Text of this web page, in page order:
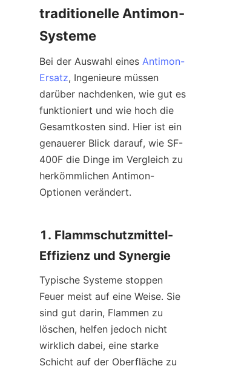
traditionelle Antimon-
Systeme
Bei der Auswahl eines Antimon-
Ersatz, Ingenieure müssen
darüber nachdenken, wie gut es
funktioniert und wie hoch die
Gesamtkosten sind. Hier ist ein
genauerer Blick darauf, wie SF-
400F die Dinge im Vergleich zu
herkömmlichen Antimon-
Optionen verändert.
1. Flammschutzmittel-
Effizienz und Synergie
Typische Systeme stoppen
Feuer meist auf eine Weise. Sie
sind gut darin, Flammen zu
löschen, helfen jedoch nicht
wirklich dabei, eine starke
Schicht auf der Oberfläche zu